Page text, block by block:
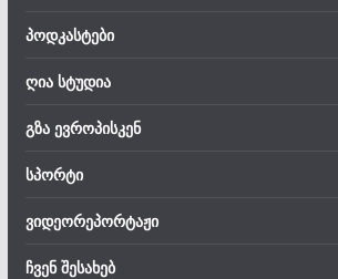
პოდკასტები
ღია სტუდია
გზა ევროპისკენ
სპორტი
ვიდეორეპორტაჟი
ჩვენ შესახებ